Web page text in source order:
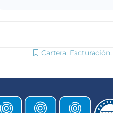
Cartera, Facturación,